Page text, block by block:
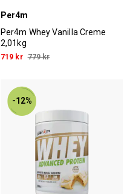
Per4m
Per4m Whey Vanilla Creme
2,01kg
719 kr 779 kr
-12%